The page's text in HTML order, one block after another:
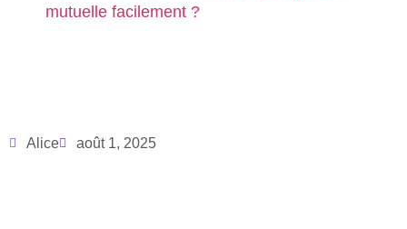
mutuelle facilement ?
Alice août 1, 2025